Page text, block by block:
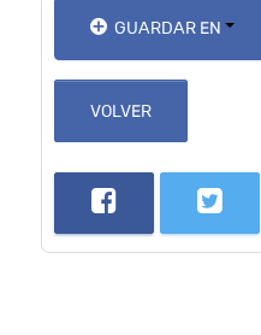
GUARDAR EN
VOLVER